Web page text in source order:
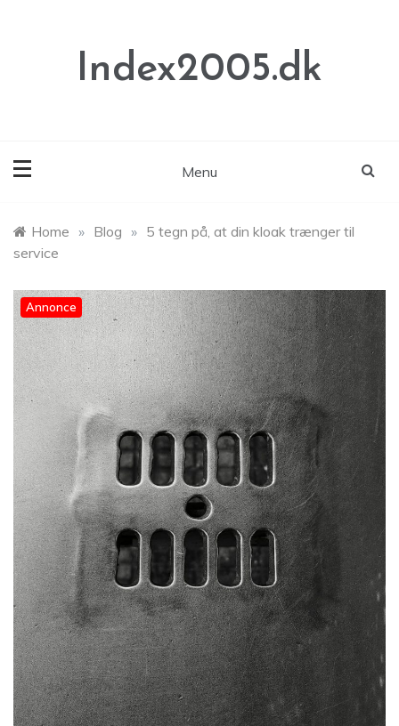
Index2005.dk
Menu
Home » Blog » 5 tegn på, at din kloak trænger til
service
Annonce